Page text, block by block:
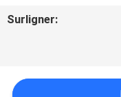
QUALITÉ
Surligner: